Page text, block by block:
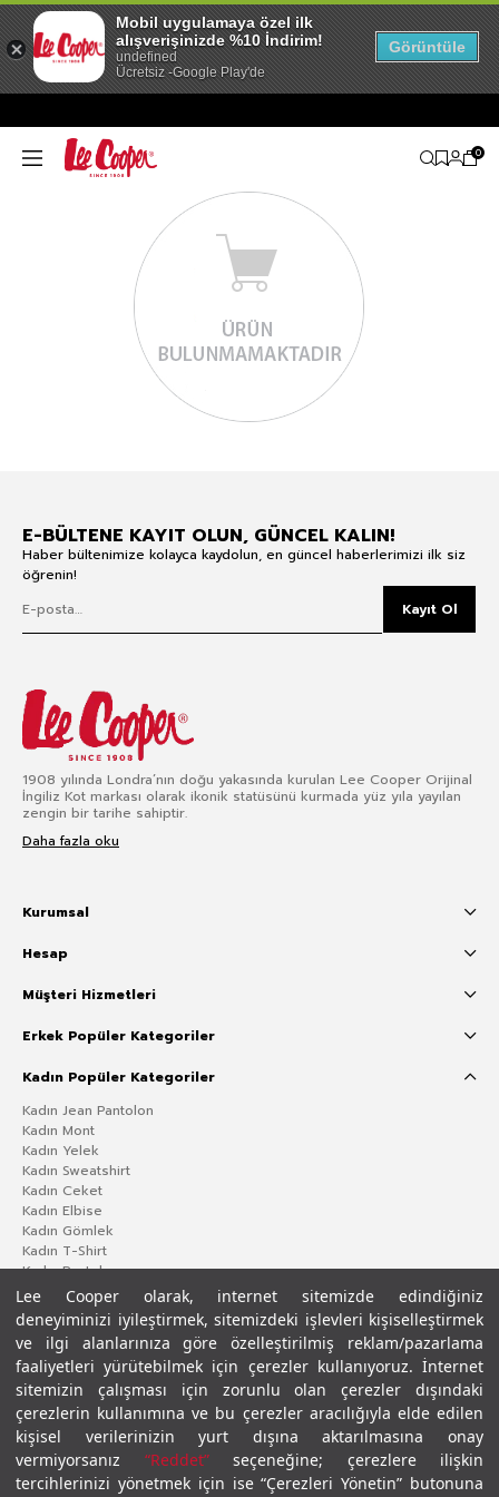
Lee Cooper olarak, internet sitemizde edindiğiniz
deneyiminizi iyileştirmek, sitemizdeki işlevleri kişiselleştirmek
ve ilgi alanlarınıza göre özelleştirilmiş reklam/pazarlama
faaliyetleri yürütebilmek için çerezler kullanıyoruz. İnternet
sitemizin çalışması için zorunlu olan çerezler dışındaki
çerezlerin kullanımına ve bu çerezler aracılığıyla elde edilen
kişisel verilerinizin yurt dışına aktarılmasına onay
vermiyorsanız “Reddet”seçeneğine; çerezlere ilişkin
tercihlerinizi yönetmek için ise “Çerezleri Yönetin” butonuna
0
E-BÜLTENE KAYIT OLUN, GÜNCEL KALIN!
Haber bültenimize kolayca kaydolun, en güncel haberlerimizi ilk siz
öğrenin!
Kayıt Ol
1908 yılında Londra’nın doğu yakasında kurulan Lee Cooper Orijinal
İngiliz Kot markası olarak ikonik statüsünü kurmada yüz yıla yayılan
zengin bir tarihe sahiptir.
Daha fazla oku
Kurumsal
Hesap
Müşteri Hizmetleri
Erkek Popüler Kategoriler
Kadın Popüler Kategoriler
Kadın Jean Pantolon
Kadın Mont
Kadın Yelek
Kadın Sweatshirt
Kadın Ceket
Kadın Elbise
Kadın Gömlek
Kadın T-Shirt
Kadın Pantolon
Gizlilik PolitikasıÇerez PolitikasıKVKK Aydınlatma MetniŞartlar ve Koşullar
Mobil uygulamaya özel ilk
alışverişinizde %10 İndirim!
undefined
Ücretsiz -Google Play'de
Görüntüle